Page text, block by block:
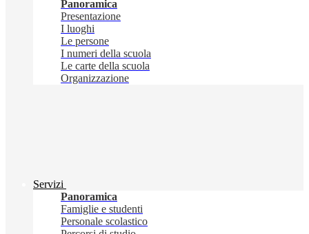
Panoramica
Presentazione
I luoghi
Le persone
I numeri della scuola
Le carte della scuola
Organizzazione
Servizi
Panoramica
Famiglie e studenti
Personale scolastico